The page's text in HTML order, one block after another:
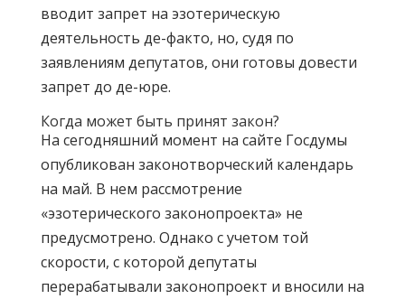
вводит запрет на эзотерическую
деятельность де-факто, но, судя по
заявлениям депутатов, они готовы довести
запрет до де-юре.
Когда может быть принят закон?
На сегодняшний момент на сайте Госдумы
опубликован законотворческий календарь
на май. В нем рассмотрение
«эзотерического законопроекта» не
предусмотрено. Однако с учетом той
скорости, с которой депутаты
перерабатывали законопроект и вносили на